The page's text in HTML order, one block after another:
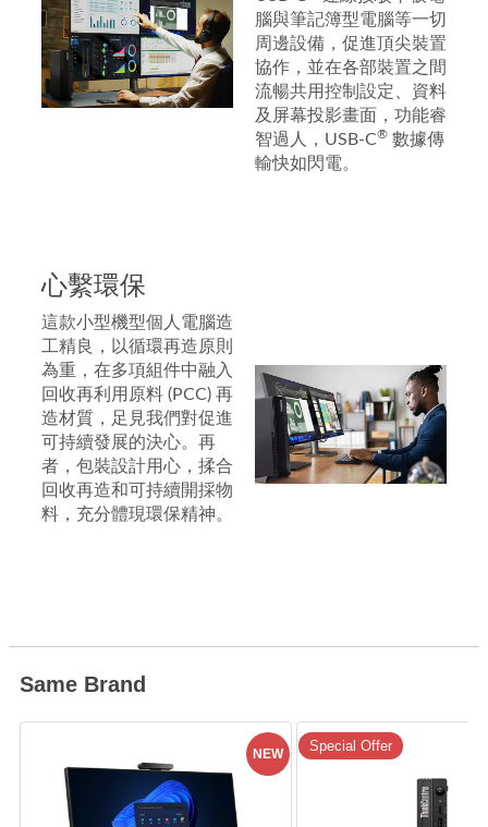
腦與筆記簿型電腦等一切
周邊設備，促進頂尖裝置
協作，並在各部裝置之間
流暢共用控制設定、資料
及屏幕投影畫面，功能睿
智過人，USB-C® 數據傳
輸快如閃電。
心繫環保
這款小型機型個人電腦造
工精良，以循環再造原則
為重，在多項組件中融入
回收再利用原料 (PCC) 再
造材質，足見我們對促進
可持續發展的決心。再
者，包裝設計用心，揉合
回收再造和可持續開採物
料，充分體現環保精神。
Same Brand
NEW Special Offer